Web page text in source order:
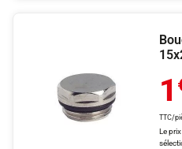
1
TTC/
Le